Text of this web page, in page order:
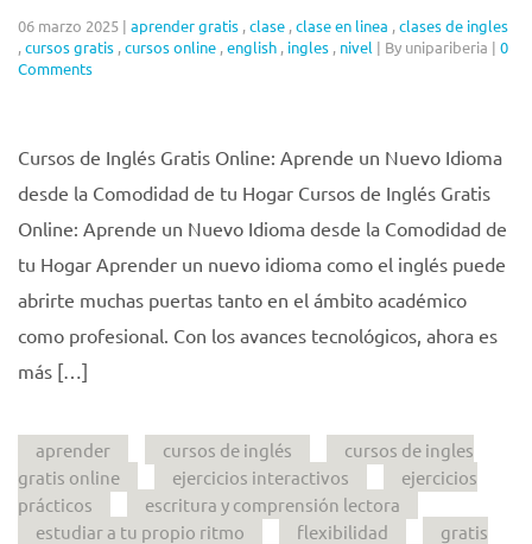
06 marzo 2025 | aprender gratis ,clase ,clase en linea ,clases de ingles
,cursos gratis ,cursos online ,english , ingles , nivel | By unipariberia | 0
Comments
Cursos de Inglés Gratis Online: Aprende un Nuevo Idioma
desde la Comodidad de tu Hogar Cursos de Inglés Gratis
Online: Aprende un Nuevo Idioma desde la Comodidad de
tu Hogar Aprender un nuevo idioma como el inglés puede
abrirte muchas puertas tanto en el ámbito académico
como profesional. Con los avances tecnológicos, ahora es
más […]
aprender cursos de inglés
cursos de ingles
gratis online
ejercicios interactivos
ejercicios
prácticos
escritura y comprensión lectora
estudiar a tu propio ritmo
flexibilidad
gratis